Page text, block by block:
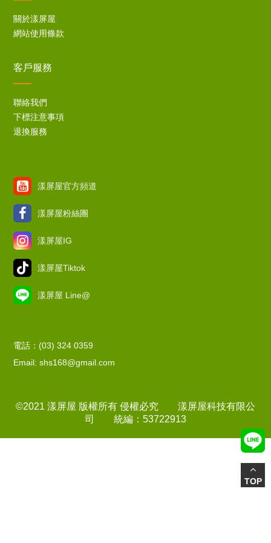
關於漾屏屋
網站使用條款
客戶服務
聯絡我們
下標注意事項
退換服務
漾屏屋官方頻道
漾屏屋粉絲團
漾屏屋IG
漾屏屋Tiktok
漾屏屋 Line@
電話：(03) 324 0359
Email: shs168@gmail.com
©2021 漾屏屋 版權所有 侵權必究 漾屏屋科技有限公
司 統編：53722913
TOP